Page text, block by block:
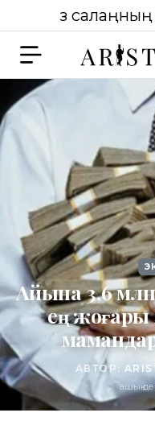
Өз
Айына 3,6 млн
ең
АВТОР:
ашық